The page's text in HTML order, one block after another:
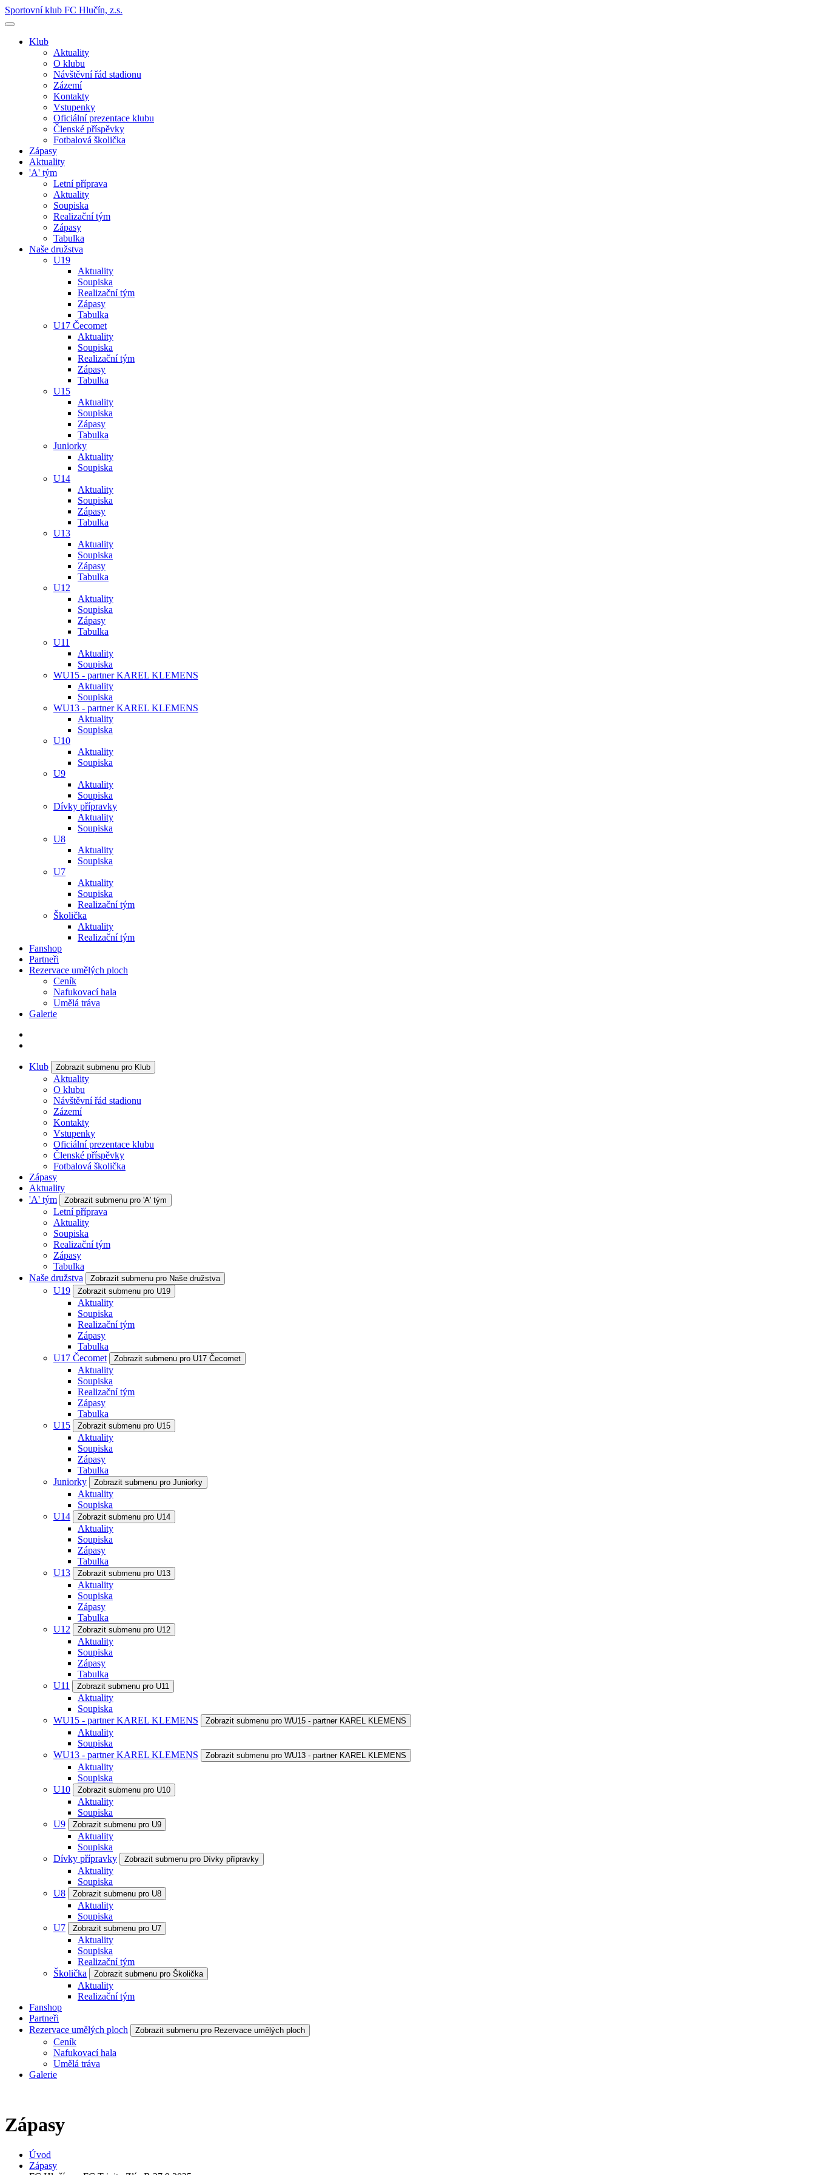
Sportovní klub FC Hlučín, z.s.
Klub
Aktuality
O klubu
Návštěvní řád stadionu
Zázemí
Kontakty
Vstupenky
Oficiální prezentace klubu
Členské příspěvky
Fotbalová školička
Zápasy
Aktuality
'A' tým
Letní příprava
Aktuality
Soupiska
Realizační tým
Zápasy
Tabulka
Naše družstva
U19
Aktuality
Soupiska
Realizační tým
Zápasy
Tabulka
U17 Čecomet
Aktuality
Soupiska
Realizační tým
Zápasy
Tabulka
U15
Aktuality
Soupiska
Zápasy
Tabulka
Juniorky
Aktuality
Soupiska
U14
Aktuality
Soupiska
Zápasy
Tabulka
U13
Aktuality
Soupiska
Zápasy
Tabulka
U12
Aktuality
Soupiska
Zápasy
Tabulka
U11
Aktuality
Soupiska
WU15 - partner KAREL KLEMENS
Aktuality
Soupiska
WU13 - partner KAREL KLEMENS
Aktuality
Soupiska
U10
Aktuality
Soupiska
U9
Aktuality
Soupiska
Dívky přípravky
Aktuality
Soupiska
U8
Aktuality
Soupiska
U7
Aktuality
Soupiska
Realizační tým
Školička
Aktuality
Realizační tým
Fanshop
Partneři
Rezervace umělých ploch
Ceník
Nafukovací hala
Umělá tráva
Galerie
Klub Zobrazit submenu pro Klub
Aktuality
O klubu
Návštěvní řád stadionu
Zázemí
Kontakty
Vstupenky
Oficiální prezentace klubu
Členské příspěvky
Fotbalová školička
Zápasy
Aktuality
'A' tým
Zobrazit submenu pro 'A' tým
Letní příprava
Aktuality
Soupiska
Realizační tým
Zápasy
Tabulka
Naše družstva
Zobrazit submenu pro Naše družstva
U19 Zobrazit submenu pro U19
Aktuality
Soupiska
Realizační tým
Zápasy
Tabulka
U17 Čecomet
Zobrazit submenu pro U17 Čecomet
Aktuality
Soupiska
Realizační tým
Zápasy
Tabulka
U15
Zobrazit submenu pro U15
Aktuality
Soupiska
Zápasy
Tabulka
Juniorky
Zobrazit submenu pro Juniorky
Aktuality
Soupiska
U14
Zobrazit submenu pro U14
Aktuality
Soupiska
Zápasy
Tabulka
U13
Zobrazit submenu pro U13
Aktuality
Soupiska
Zápasy
Tabulka
U12
Zobrazit submenu pro U12
Aktuality
Soupiska
Zápasy
Tabulka
U11
Zobrazit submenu pro U11
Aktuality
Soupiska
WU15 - partner KAREL KLEMENS
Zobrazit submenu pro WU15 - partner KAREL KLEMENS
Aktuality
Soupiska
WU13 - partner KAREL KLEMENS
Zobrazit submenu pro WU13 - partner KAREL KLEMENS
Aktuality
Soupiska
U10
Zobrazit submenu pro U10
Aktuality
Soupiska
U9
Zobrazit submenu pro U9
Aktuality
Soupiska
Dívky přípravky
Zobrazit submenu pro Dívky přípravky
Aktuality
Soupiska
U8
Zobrazit submenu pro U8
Aktuality
Soupiska
U7
Zobrazit submenu pro U7
Aktuality
Soupiska
Realizační tým
Školička
Zobrazit submenu pro Školička
Aktuality
Realizační tým
Fanshop
Partneři
Rezervace umělých ploch
Zobrazit submenu pro Rezervace umělých ploch
Ceník
Nafukovací hala
Umělá tráva
Galerie
Zápasy
Úvod
Zápasy